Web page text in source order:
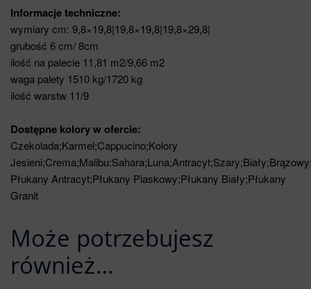
Informacje techniczne:
wymiary cm: 9,8×19,8|19,8×19,8|19,8×29,8|
grubość 6 cm/ 8cm
ilość na palecie 11,81 m2/9,66 m2
waga palety 1510 kg/1720 kg
ilość warstw 11/9
Dostępne kolory w ofercie:
Czekolada;Karmel;Cappucino;Kolory
Płukany Antracyt;Płukany Piaskowy;Płukany Biały;Płukany
Granit
Może potrzebujesz
również…